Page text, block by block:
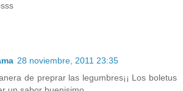
28 noviembre, 2011 23:35
de preprar las legumbres¡¡ Los boletus